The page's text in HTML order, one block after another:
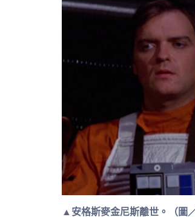
▲安格斯麥金尼斯離世。（圖